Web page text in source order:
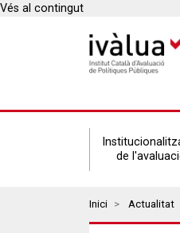
Vés al contingut
de
Inici Actualitat